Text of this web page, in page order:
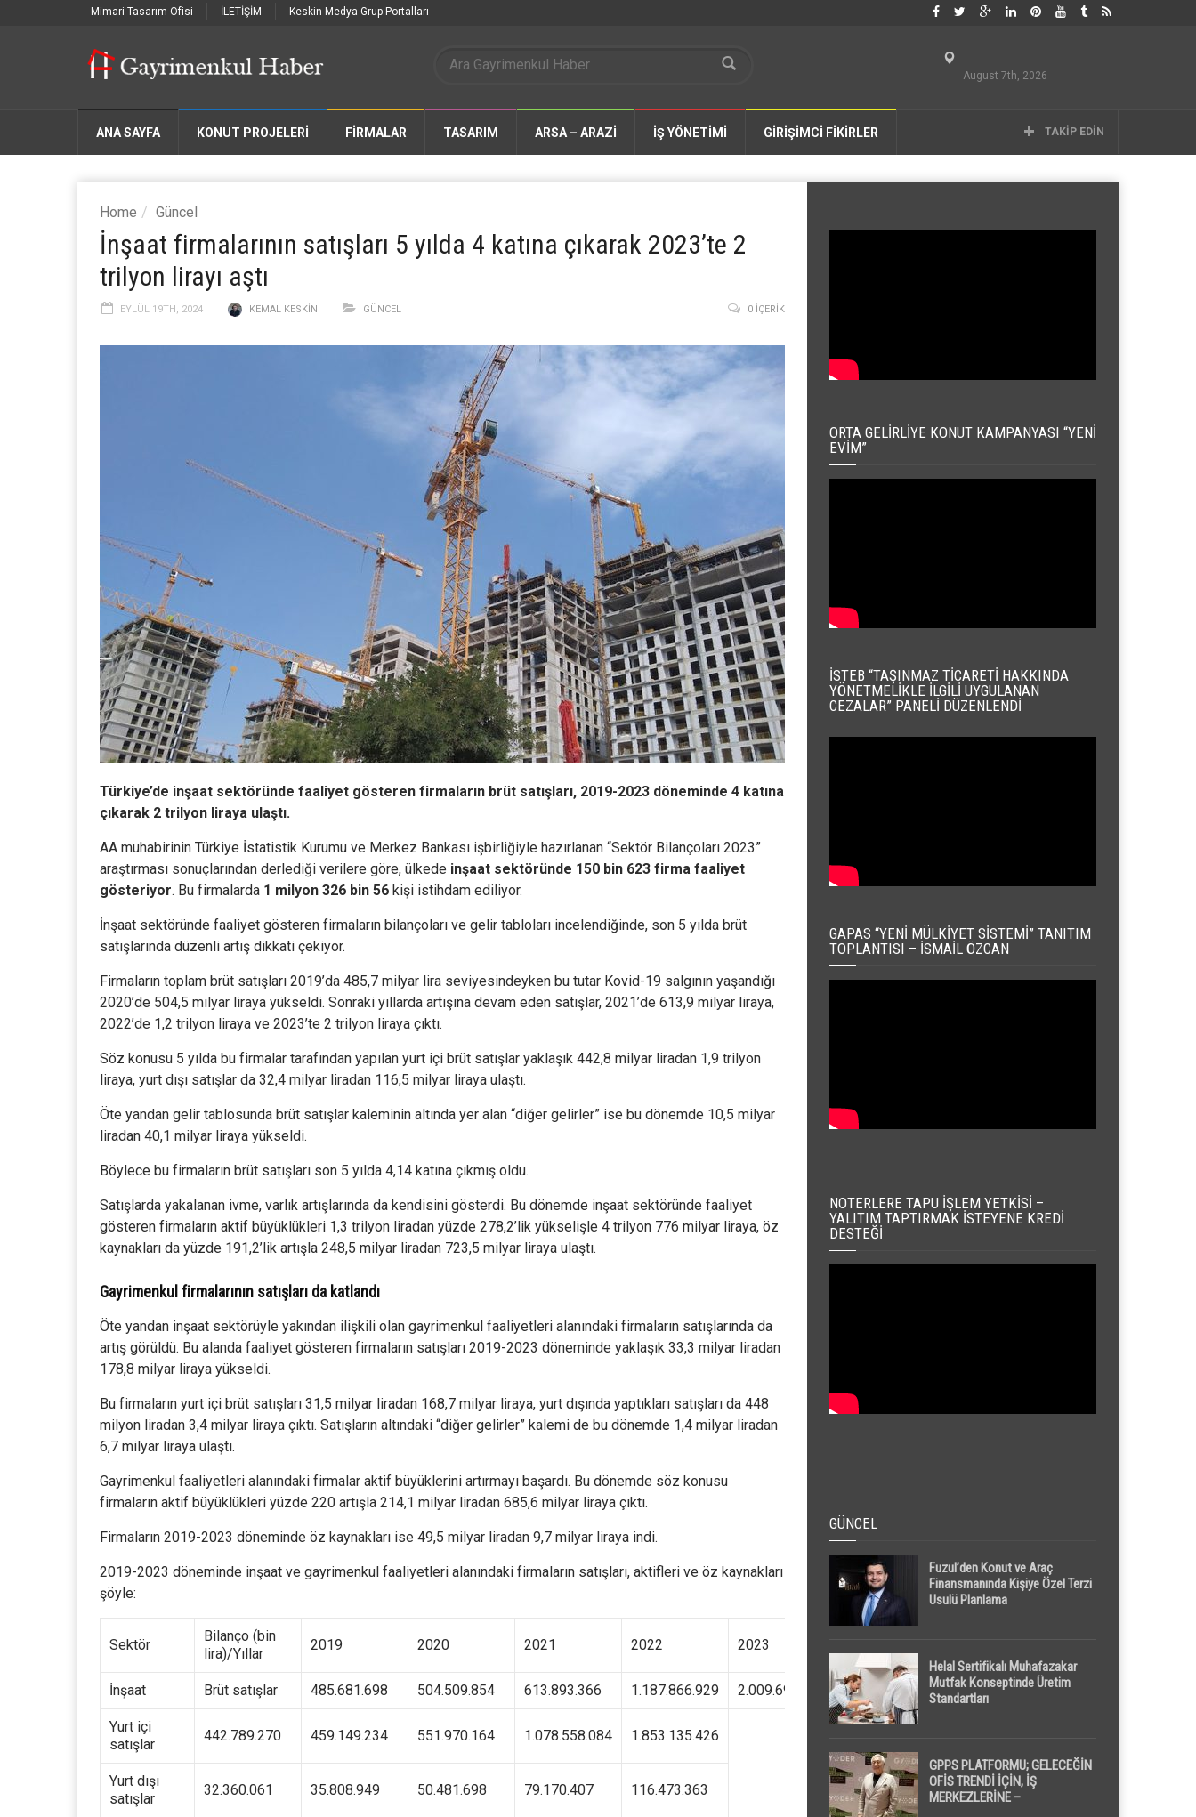
Mimari Tasarım Ofisi İLETİŞİM Keskin Medya Grup Portalları
August 7th, 2026
ANA SAYFA KONUT PROJELERİ FIRMALAR TASARIM ARSA – ARAZİ İŞ YÖNETİMİ GİRİŞİMCİ FİKİRLER TAKIP EDIN
Home Güncel
İnşaat firmalarının satışları 5 yılda 4 katına çıkarak 2023’te 2
trilyon lirayı aştı
EYLÜL 19TH, 2024 KEMAL KESKIN GÜNCEL 0 İÇERIK
Türkiye’de inşaat sektöründe faaliyet gösteren firmaların brüt satışları, 2019-2023 döneminde 4 katına
çıkarak 2 trilyon liraya ulaştı.
AA muhabirinin Türkiye İstatistik Kurumu ve Merkez Bankası işbirliğiyle hazırlanan “Sektör Bilançoları 2023”
araştırması sonuçlarından derlediği verilere göre, ülkede inşaat sektöründe 150 bin 623 firma faaliyet
gösteriyor. Bu firmalarda 1 milyon 326 bin 56 kişi istihdam ediliyor.
İnşaat sektöründe faaliyet gösteren firmaların bilançoları ve gelir tabloları incelendiğinde, son 5 yılda brüt
satışlarında düzenli artış dikkati çekiyor.
Firmaların toplam brüt satışları 2019’da 485,7 milyar lira seviyesindeyken bu tutar Kovid-19 salgının yaşandığı
2020’de 504,5 milyar liraya yükseldi. Sonraki yıllarda artışına devam eden satışlar, 2021’de 613,9 milyar liraya,
2022’de 1,2 trilyon liraya ve 2023’te 2 trilyon liraya çıktı.
Söz konusu 5 yılda bu firmalar tarafından yapılan yurt içi brüt satışlar yaklaşık 442,8 milyar liradan 1,9 trilyon
liraya, yurt dışı satışlar da 32,4 milyar liradan 116,5 milyar liraya ulaştı.
Öte yandan gelir tablosunda brüt satışlar kaleminin altında yer alan “diğer gelirler” ise bu dönemde 10,5 milyar
liradan 40,1 milyar liraya yükseldi.
Böylece bu firmaların brüt satışları son 5 yılda 4,14 katına çıkmış oldu.
Satışlarda yakalanan ivme, varlık artışlarında da kendisini gösterdi. Bu dönemde inşaat sektöründe faaliyet
gösteren firmaların aktif büyüklükleri 1,3 trilyon liradan yüzde 278,2’lik yükselişle 4 trilyon 776 milyar liraya, öz
kaynakları da yüzde 191,2’lik artışla 248,5 milyar liradan 723,5 milyar liraya ulaştı.
Gayrimenkul firmalarının satışları da katlandı
Öte yandan inşaat sektörüyle yakından ilişkili olan gayrimenkul faaliyetleri alanındaki firmaların satışlarında da
artış görüldü. Bu alanda faaliyet gösteren firmaların satışları 2019-2023 döneminde yaklaşık 33,3 milyar liradan
178,8 milyar liraya yükseldi.
Bu firmaların yurt içi brüt satışları 31,5 milyar liradan 168,7 milyar liraya, yurt dışında yaptıkları satışları da 448
milyon liradan 3,4 milyar liraya çıktı. Satışların altındaki “diğer gelirler” kalemi de bu dönemde 1,4 milyar liradan
6,7 milyar liraya ulaştı.
Gayrimenkul faaliyetleri alanındaki firmalar aktif büyüklerini artırmayı başardı. Bu dönemde söz konusu
firmaların aktif büyüklükleri yüzde 220 artışla 214,1 milyar liradan 685,6 milyar liraya çıktı.
Firmaların 2019-2023 döneminde öz kaynakları ise 49,5 milyar liradan 9,7 milyar liraya indi.
2019-2023 döneminde inşaat ve gayrimenkul faaliyetleri alanındaki firmaların satışları, aktifleri ve öz kaynakları
şöyle:
Sektör
Bilanço (bin
lira)/Yıllar
2019 2020 2021 2022 2023
İnşaat Brüt satışlar 485.681.698 504.509.854 613.893.366 1.187.866.929 2.009.697.695
Yurt içi
satışlar
442.789.270 459.149.234 551.970.164 1.078.558.084 1.853.135.426
Yurt dışı
satışlar
32.360.061 35.808.949 50.481.698 79.170.407 116.473.363
ORTA GELIRLIYE KONUT KAMPANYASI “YENI
EVIM”
İSTEB “TAŞINMAZ TICARETI HAKKINDA
YÖNETMELIKLE İLGILI UYGULANAN
CEZALAR” PANELI DÜZENLENDI
GAPAS “YENI MÜLKIYET SISTEMI” TANITIM
TOPLANTISI – İSMAIL ÖZCAN
NOTERLERE TAPU İŞLEM YETKISI –
YALITIM TAPTIRMAK İSTEYENE KREDI
DESTEĞI
GÜNCEL
Fuzul’den Konut ve Araç
Finansmanında Kişiye Özel Terzi
Usulü Planlama
Helal Sertifikalı Muhafazakar
Mutfak Konseptinde Üretim
Standartları
GPPS PLATFORMU; GELECEĞİN
OFİS TRENDİ İÇİN, İŞ
MERKEZLERİNE –